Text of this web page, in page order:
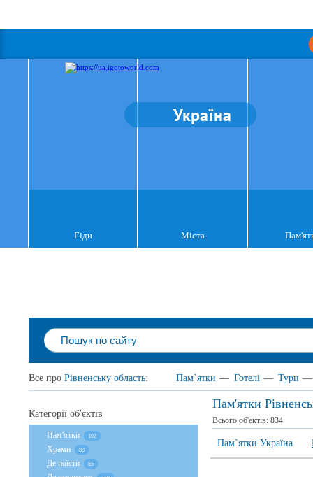
Україна
Гіди Міста
Все про Рівненську область: Пам`ятки — Готелі — Тури —
Пам'ятки
Всього об'єктів: 834
Пам`ятки Україна
Категорії об'єктів
Пам'ятки 102
Храми 88
Де поїсти 85